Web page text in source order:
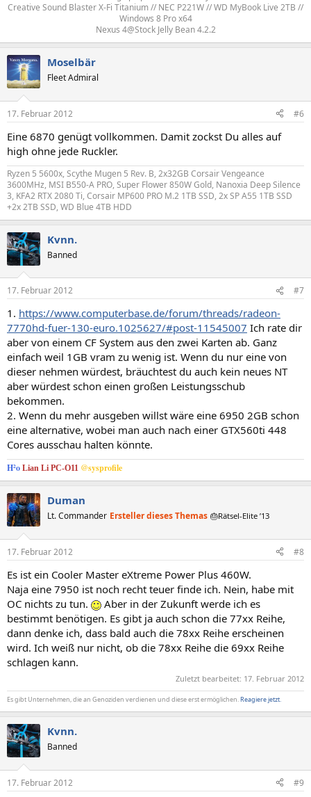
Creative Sound Blaster X-Fi Titanium // NEC P221W // WD MyBook Live 2TB //
Windows 8 Pro x64​
Nexus 4@Stock Jelly Bean 4.2.2​
Moselbär
Fleet Admiral
17. Februar 2012 #6
Eine 6870 genügt vollkommen. Damit zockst Du alles auf
high ohne jede Ruckler.
Ryzen 5 5600x, Scythe Mugen 5 Rev. B, 2x32GB Corsair Vengeance
3600MHz, MSI B550-A PRO, Super Flower 850W Gold, Nanoxia Deep Silence
3, KFA2 RTX 2080 Ti, Corsair MP600 PRO M.2 1TB SSD, 2x SP A55 1TB SSD
+2x 2TB SSD, WD Blue 4TB HDD
Kvnn.
Banned
17. Februar 2012 #7
1. https://www.computerbase.de/forum/threads/radeon-
7770hd-fuer-130-euro.1025627/#post-11545007 Ich rate dir
aber von einem CF System aus den zwei Karten ab. Ganz
einfach weil 1GB vram zu wenig ist. Wenn du nur eine von
dieser nehmen würdest, bräuchtest du auch kein neues NT
aber würdest schon einen großen Leistungsschub
bekommen.
2. Wenn du mehr ausgeben willst wäre eine 6950 2GB schon
eine alternative, wobei man auch nach einer GTX560ti 448
Cores ausschau halten könnte.
H²o Lian Li PC-O11 @sysprofile
Duman
Lt. Commander Ersteller dieses Themas 🎂Rätsel-Elite ’13
17. Februar 2012 #8
Es ist ein Cooler Master eXtreme Power Plus 460W.
Naja eine 7950 ist noch recht teuer finde ich. Nein, habe mit
OC nichts zu tun.
Aber in der Zukunft werde ich es
bestimmt benötigen. Es gibt ja auch schon die 77xx Reihe,
dann denke ich, dass bald auch die 78xx Reihe erscheinen
wird. Ich weiß nur nicht, ob die 78xx Reihe die 69xx Reihe
schlagen kann.
Zuletzt bearbeitet: 17. Februar 2012
Es gibt Unternehmen, die an Genoziden verdienen und diese erst ermöglichen.Reagiere jetzt.
Kvnn.
Banned
17. Februar 2012 #9